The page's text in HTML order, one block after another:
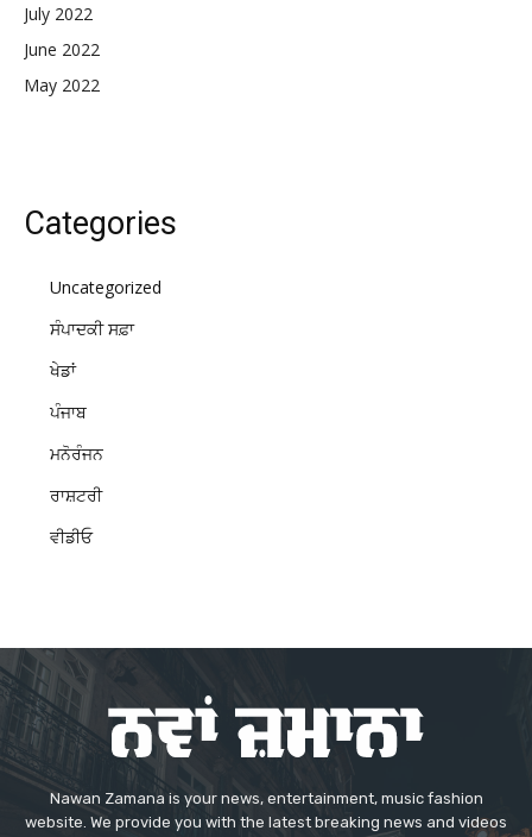
July 2022
June 2022
May 2022
Categories
Uncategorized
ਸੰਪਾਦਕੀ ਸਫ਼ਾ
ਖੇਡਾਂ
ਪੰਜਾਬ
ਮਨੋਰੰਜਨ
ਰਾਸ਼ਟਰੀ
ਵੀਡੀਓ
Nawan Zamana is your news, entertainment, music fashion
website. We provide you with the latest breaking news and videos